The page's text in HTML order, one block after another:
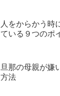
人をからかう時
ている９つのポ
旦那の母親が嫌
方法